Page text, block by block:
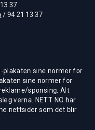
37
/ 94 21 13 37
plakaten sine normer for
sine normer for
sponsing. Alt
verna. NETT NO har
nettsider som det blir